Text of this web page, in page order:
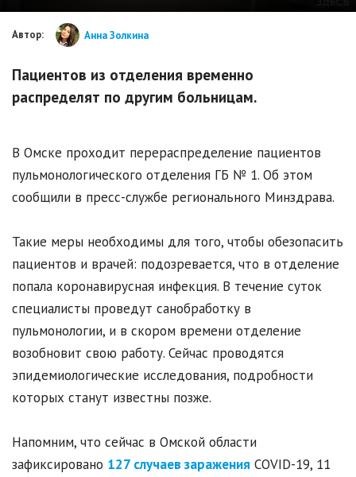
Автор: Анна Золкина
Пациентов из отделения временно
распределят по другим больницам.
В Омске проходит перераспределение пациентов
пульмонологического отделения ГБ № 1. Об этом
сообщили в пресс-службе регионального Минздрава.
Такие меры необходимы для того, чтобы обезопасить
пациентов и врачей: подозревается, что в отделение
попала коронавирусная инфекция. В течение суток
специалисты проведут санобработку в
пульмонологии, и в скором времени отделение
возобновит свою работу. Сейчас проводятся
эпидемиологические исследования, подробности
которых станут известны позже.
Напомним, что сейчас в Омской области
зафиксировано 127 случаев заражения COVID-19, 11